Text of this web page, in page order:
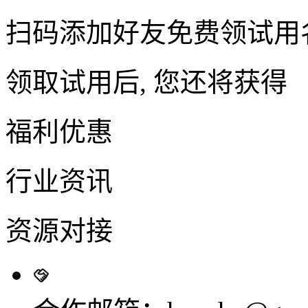
扫码添加好友免费领试用
领取试用后, 您还将获得
福利优惠
行业资讯
资源对接